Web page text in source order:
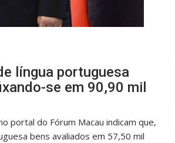
língua portuguesa
se em 90,90 mil
portal do Fórum Macau indicam que,
bens avaliados em 57,50 mil